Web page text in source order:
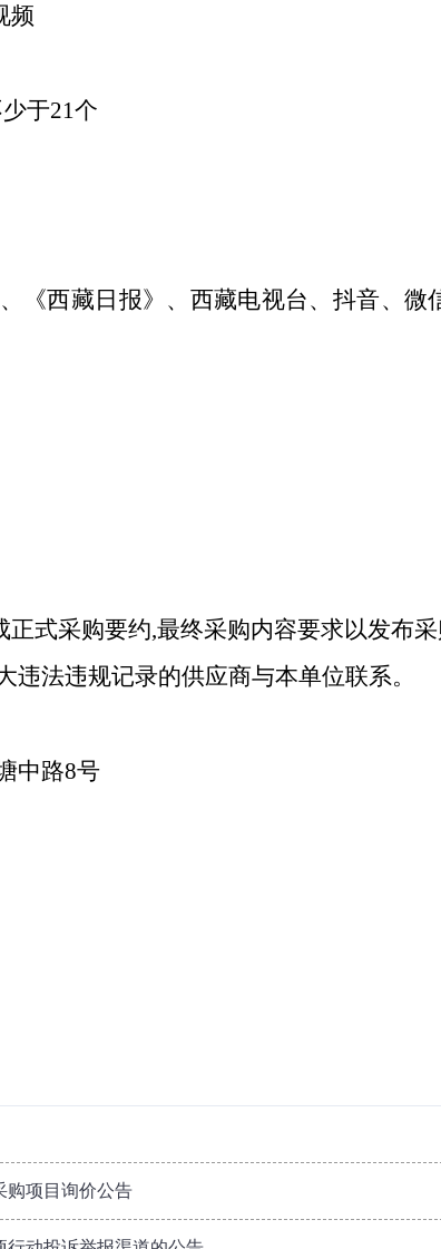
频
于21个
《西藏日报》、西藏电视台、抖音、 微
式采购要约,最终采购内容要求以发布采
违法违规记录的供应商与本单位联系。
中路8号
购项目询价公告